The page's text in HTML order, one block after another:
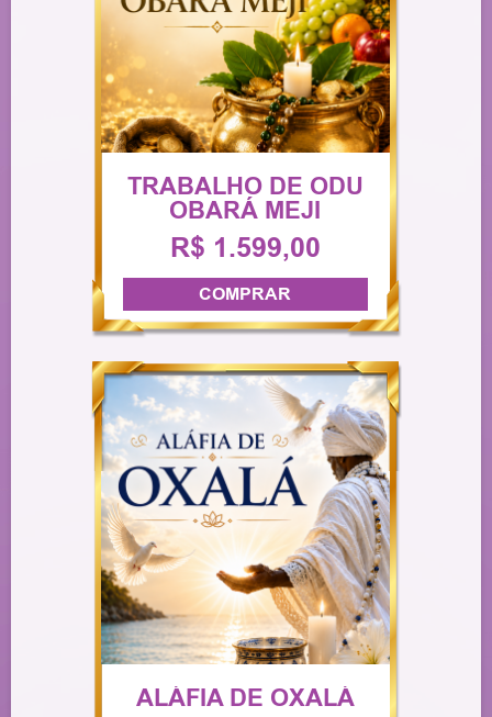
TRABALHO DE ODU
OBARÁ MEJI
R$ 1.599,00
COMPRAR
ALÁFIA DE OXALÁ